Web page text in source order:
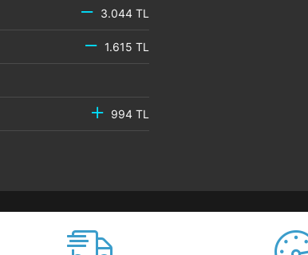
3.044 TL
1.615 TL
994 TL